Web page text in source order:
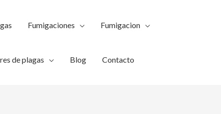
Fumigaciones Fumigacion
de plagas Blog Contacto